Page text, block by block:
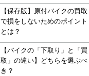
【保存版】原付バイクの買取
で損をしないためのポイント
とは？
【バイクの「下取り」と「買
取」の違い】どちらを選ぶべ
き？